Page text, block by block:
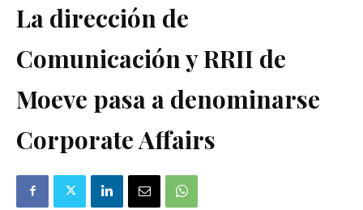
La dirección de
Comunicación y RRII de
Moeve pasa a denominarse
Corporate Affairs